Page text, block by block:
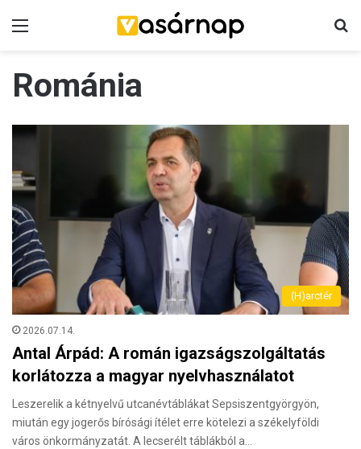
Románia
(H)arctér
2026.07.14.
Antal Árpád: A román igazságszolgáltatás
korlátozza a magyar nyelvhasználatot
Leszerelik a kétnyelvű utcanévtáblákat Sepsiszentgyörgyön,
miután egy jogerős bírósági ítélet erre kötelezi a székelyföldi
város önkormányzatát. A lecserélt táblákból a…